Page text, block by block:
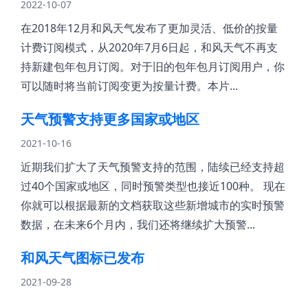
2022-10-07
在2018年12月和风天气发布了更加灵活、低价的按量
计费订阅模式，从2020年7月6日起，和风天气不再支
持新建包年包月订阅。对于旧的包年包月订阅用户，你
可以随时将当前订阅变更为按量计费。本片...
天气预警支持更多国家或地区
2021-10-16
近期我们扩大了天气预警支持的范围，陆续已经支持超
过40个国家或地区，同时预警类型也接近100种。 现在
你就可以根据最新的文档获取这些新增城市的实时预警
数据，在未来6个月内，我们还将继续扩大预警...
和风天气图标已发布
2021-09-28